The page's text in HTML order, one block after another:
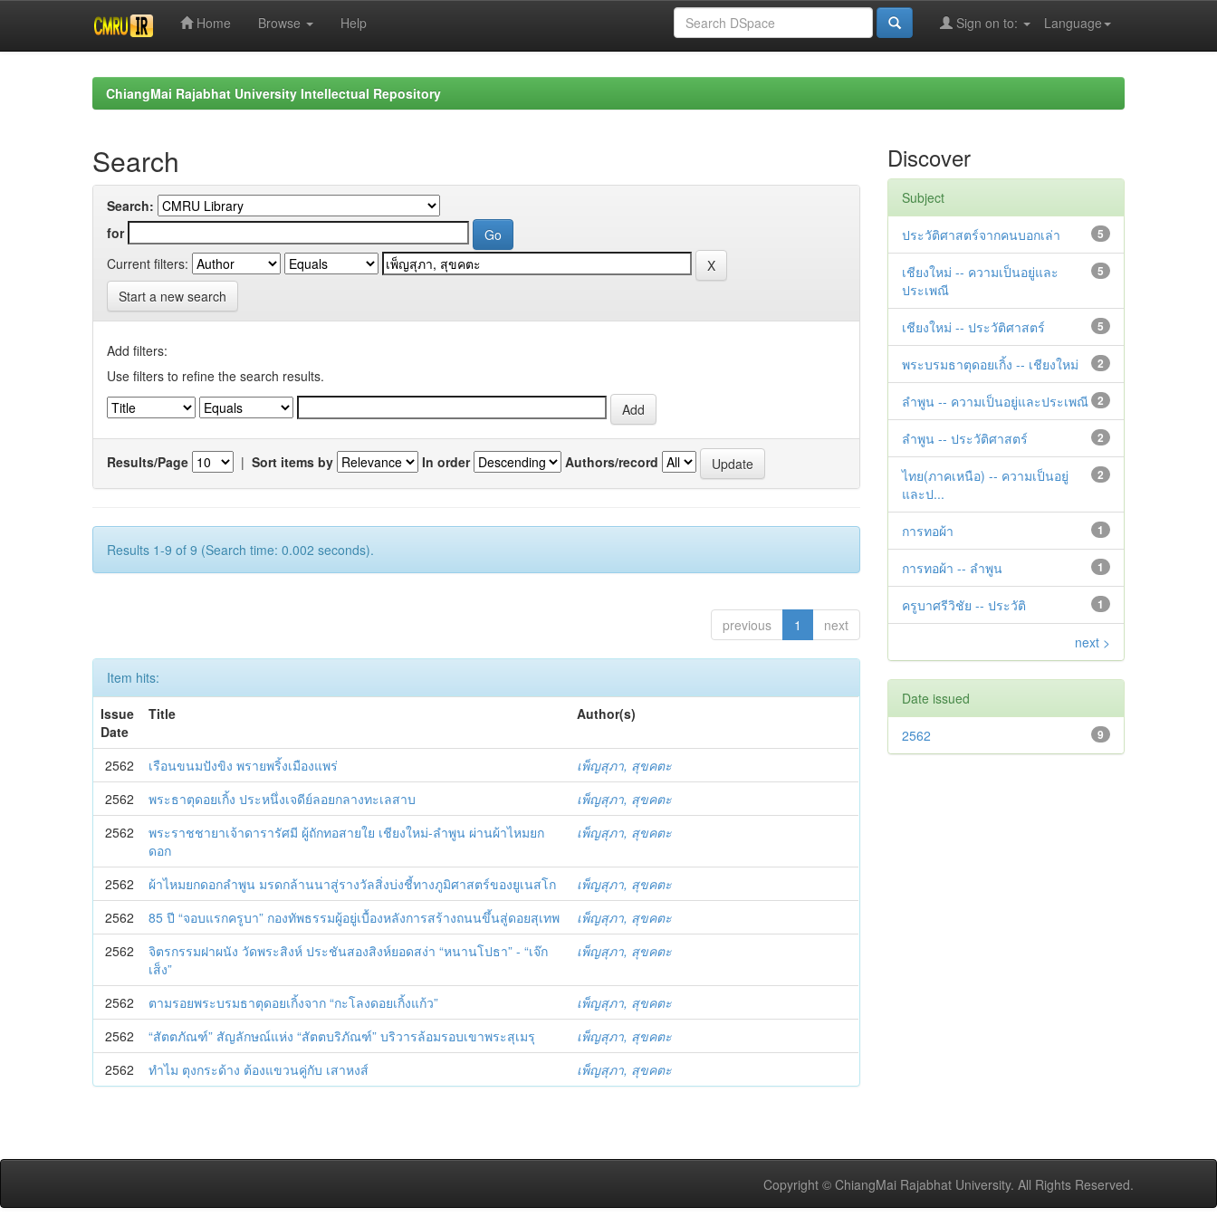
Home Browse Help Language
Sign on to:
ChiangMai Rajabhat University Intellectual Repository
Search
Search:
for
Current filters:
Start a new search
Add filters:
Use filters to refine the search results.
Results/Page | Sort items by In order Authors/record
Results 1-9 of 9 (Search time: 0.002 seconds).
previous 1 next
Item hits:
Issue
Date
Title Author(s)
2562 เรือนขนมปังขิง พรายพริ้งเมืองแพร่
เพ็ญสุภา, สุขคตะ
2562
พระธาตุดอยเกิ้ง ประหนึ่งเจดีย์ลอยกลางทะเลสาบ
เพ็ญสุภา, สุขคตะ
2562
พระราชชายาเจ้าดารารัศมี ผู้ถักทอสายใย เชียงใหม่-ลำพูน ผ่านผ้าไหมยก
ดอก
เพ็ญสุภา, สุขคตะ
2562 ผ้าไหมยกดอกลำพูน มรดกล้านนาสู่รางวัลสิ่งบ่งชี้ทางภูมิศาสตร์ของยูเนสโก
เพ็ญสุภา, สุขคตะ
2562
85 ปี “จอบแรกครูบา” กองทัพธรรมผู้อยู่เบื้องหลังการสร้างถนนขึ้นสู่ดอยสุเทพ
เพ็ญสุภา, สุขคตะ
2562
จิตรกรรมฝาผนัง วัดพระสิงห์ ประชันสองสิงห์ยอดสง่า “หนานโปธา” - “เจ๊ก
เส็ง”
เพ็ญสุภา, สุขคตะ
2562 ตามรอยพระบรมธาตุดอยเกิ้งจาก “กะโลงดอยเกิ้งแก้ว”
เพ็ญสุภา, สุขคตะ
2562
“สัตตภัณฑ์” สัญลักษณ์แห่ง “สัตตบริภัณฑ์” บริวารล้อมรอบเขาพระสุเมรุ
เพ็ญสุภา, สุขคตะ
2562
ทำไม ตุงกระด้าง ต้องแขวนคู่กับ เสาหงส์ เพ็ญสุภา, สุขคตะ
Discover
Subject
5
ประวัติศาสตร์จากคนบอกเล่า
5
เชียงใหม่ -- ความเป็นอยู่และ
ประเพณี
5
เชียงใหม่ -- ประวัติศาสตร์
2
พระบรมธาตุดอยเกิ้ง -- เชียงใหม่
2
ลำพูน -- ความเป็นอยู่และประเพณี
2
ลำพูน -- ประวัติศาสตร์
2
ไทย(ภาคเหนือ) -- ความเป็นอยู่
และป...
1
การทอผ้า
1
การทอผ้า -- ลำพูน
1
ครูบาศรีวิชัย -- ประวัติ
next >
Date issued
9
2562
Copyright © ChiangMai Rajabhat University. All Rights Reserved.